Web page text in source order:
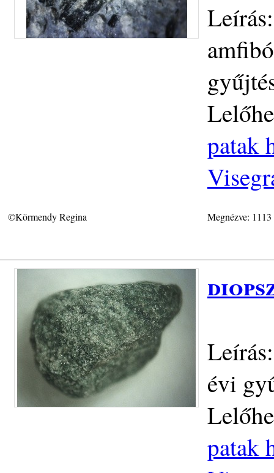
patak
©Körmendy Regina Megnézve:
évi
patak